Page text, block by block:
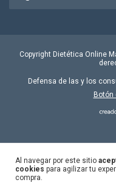
Al navegar por este sitio
cookies para agilizar tu
compra.
Copyright Dietética Online
Defensa de las y los
Botón